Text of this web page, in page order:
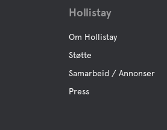
Hollistay
Om Hollistay
Støtte
Samarbeid / Annonser
Press